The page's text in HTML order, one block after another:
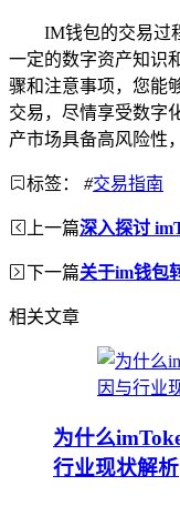
IM钱包的交易过
一定的数字资产知识
骤和注意事项，您能
交易，尽情享受数字
产市场具备高风险性
标签： #交易指南
上一篇深入探讨
下一篇关于im钱包
相关文章
为什么
行业现状解析